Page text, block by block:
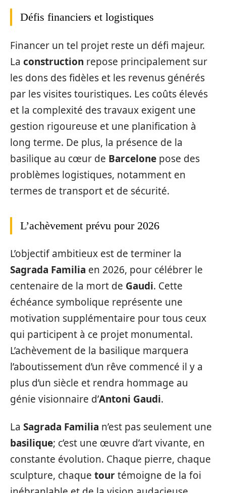
Défis financiers et logistiques
Financer un tel projet reste un défi majeur.
La construction repose principalement sur
les dons des fidèles et les revenus générés
par les visites touristiques. Les coûts élevés
et la complexité des travaux exigent une
gestion rigoureuse et une planification à
long terme. De plus, la présence de la
basilique au cœur de Barcelone pose des
problèmes logistiques, notamment en
termes de transport et de sécurité.
L’achèvement prévu pour 2026
L’objectif ambitieux est de terminer la
Sagrada Familia en 2026, pour célébrer le
centenaire de la mort de Gaudi. Cette
échéance symbolique représente une
motivation supplémentaire pour tous ceux
qui participent à ce projet monumental.
L’achèvement de la basilique marquera
l’aboutissement d’un rêve commencé il y a
plus d’un siècle et rendra hommage au
génie visionnaire d’Antoni Gaudi.
La Sagrada Familia n’est pas seulement une
basilique; c’est une œuvre d’art vivante, en
constante évolution. Chaque pierre, chaque
sculpture, chaque tourtémoigne de la foi